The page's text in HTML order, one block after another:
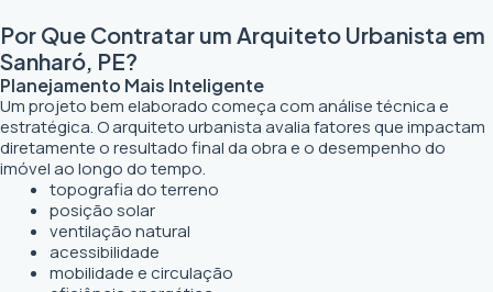
Por Que Contratar um Arquiteto Urbanista em
Sanharó, PE?
Planejamento Mais Inteligente
Um projeto bem elaborado começa com análise técnica e
estratégica. O arquiteto urbanista avalia fatores que impactam
diretamente o resultado final da obra e o desempenho do
imóvel ao longo do tempo.
topografia do terreno
posição solar
ventilação natural
acessibilidade
mobilidade e circulação